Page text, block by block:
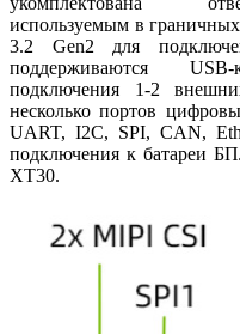
используемым в
3.2 Gen2 для
поддерживаются
подключения 1-2
несколько портов
UART, I2C, SPI, CAN,
подключения к батареи
XT30.